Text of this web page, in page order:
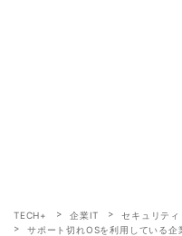
TECH+ 企業IT
セキュリティ
サポート切れOSを利用している